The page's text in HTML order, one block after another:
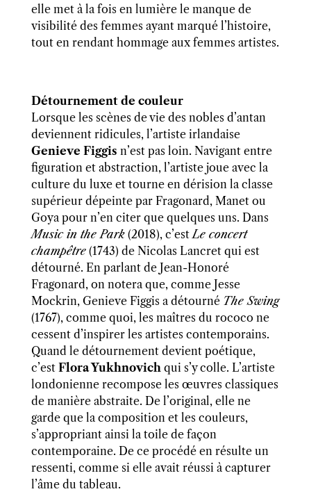
elle met à la fois en lumière le manque de
visibilité des femmes ayant marqué l’histoire,
tout en rendant hommage aux femmes artistes.
Détournement de couleur
Lorsque les scènes de vie des nobles d’antan
deviennent ridicules, l’artiste irlandaise
Genieve Figgis n’est pas loin. Navigant entre
figuration et abstraction, l’artiste joue avec la
culture du luxe et tourne en dérision la classe
supérieur dépeinte par Fragonard, Manet ou
Goya pour n’en citer que quelques uns. Dans
Music in the Park(2018), c’est Le concert
champêtre(1743) de Nicolas Lancret qui est
détourné. En parlant de Jean-Honoré
Fragonard, on notera que, comme Jesse
Mockrin, Genieve Figgis a détourné The Swing
(1767), comme quoi, les maîtres du rococo ne
cessent d’inspirer les artistes contemporains.
Quand le détournement devient poétique,
c’est Flora Yukhnovich qui s’y colle. L’artiste
londonienne recompose les œuvres classiques
de manière abstraite. De l’original, elle ne
garde que la composition et les couleurs,
s’appropriant ainsi la toile de façon
contemporaine. De ce procédé en résulte un
ressenti, comme si elle avait réussi à capturer
l’âme du tableau.